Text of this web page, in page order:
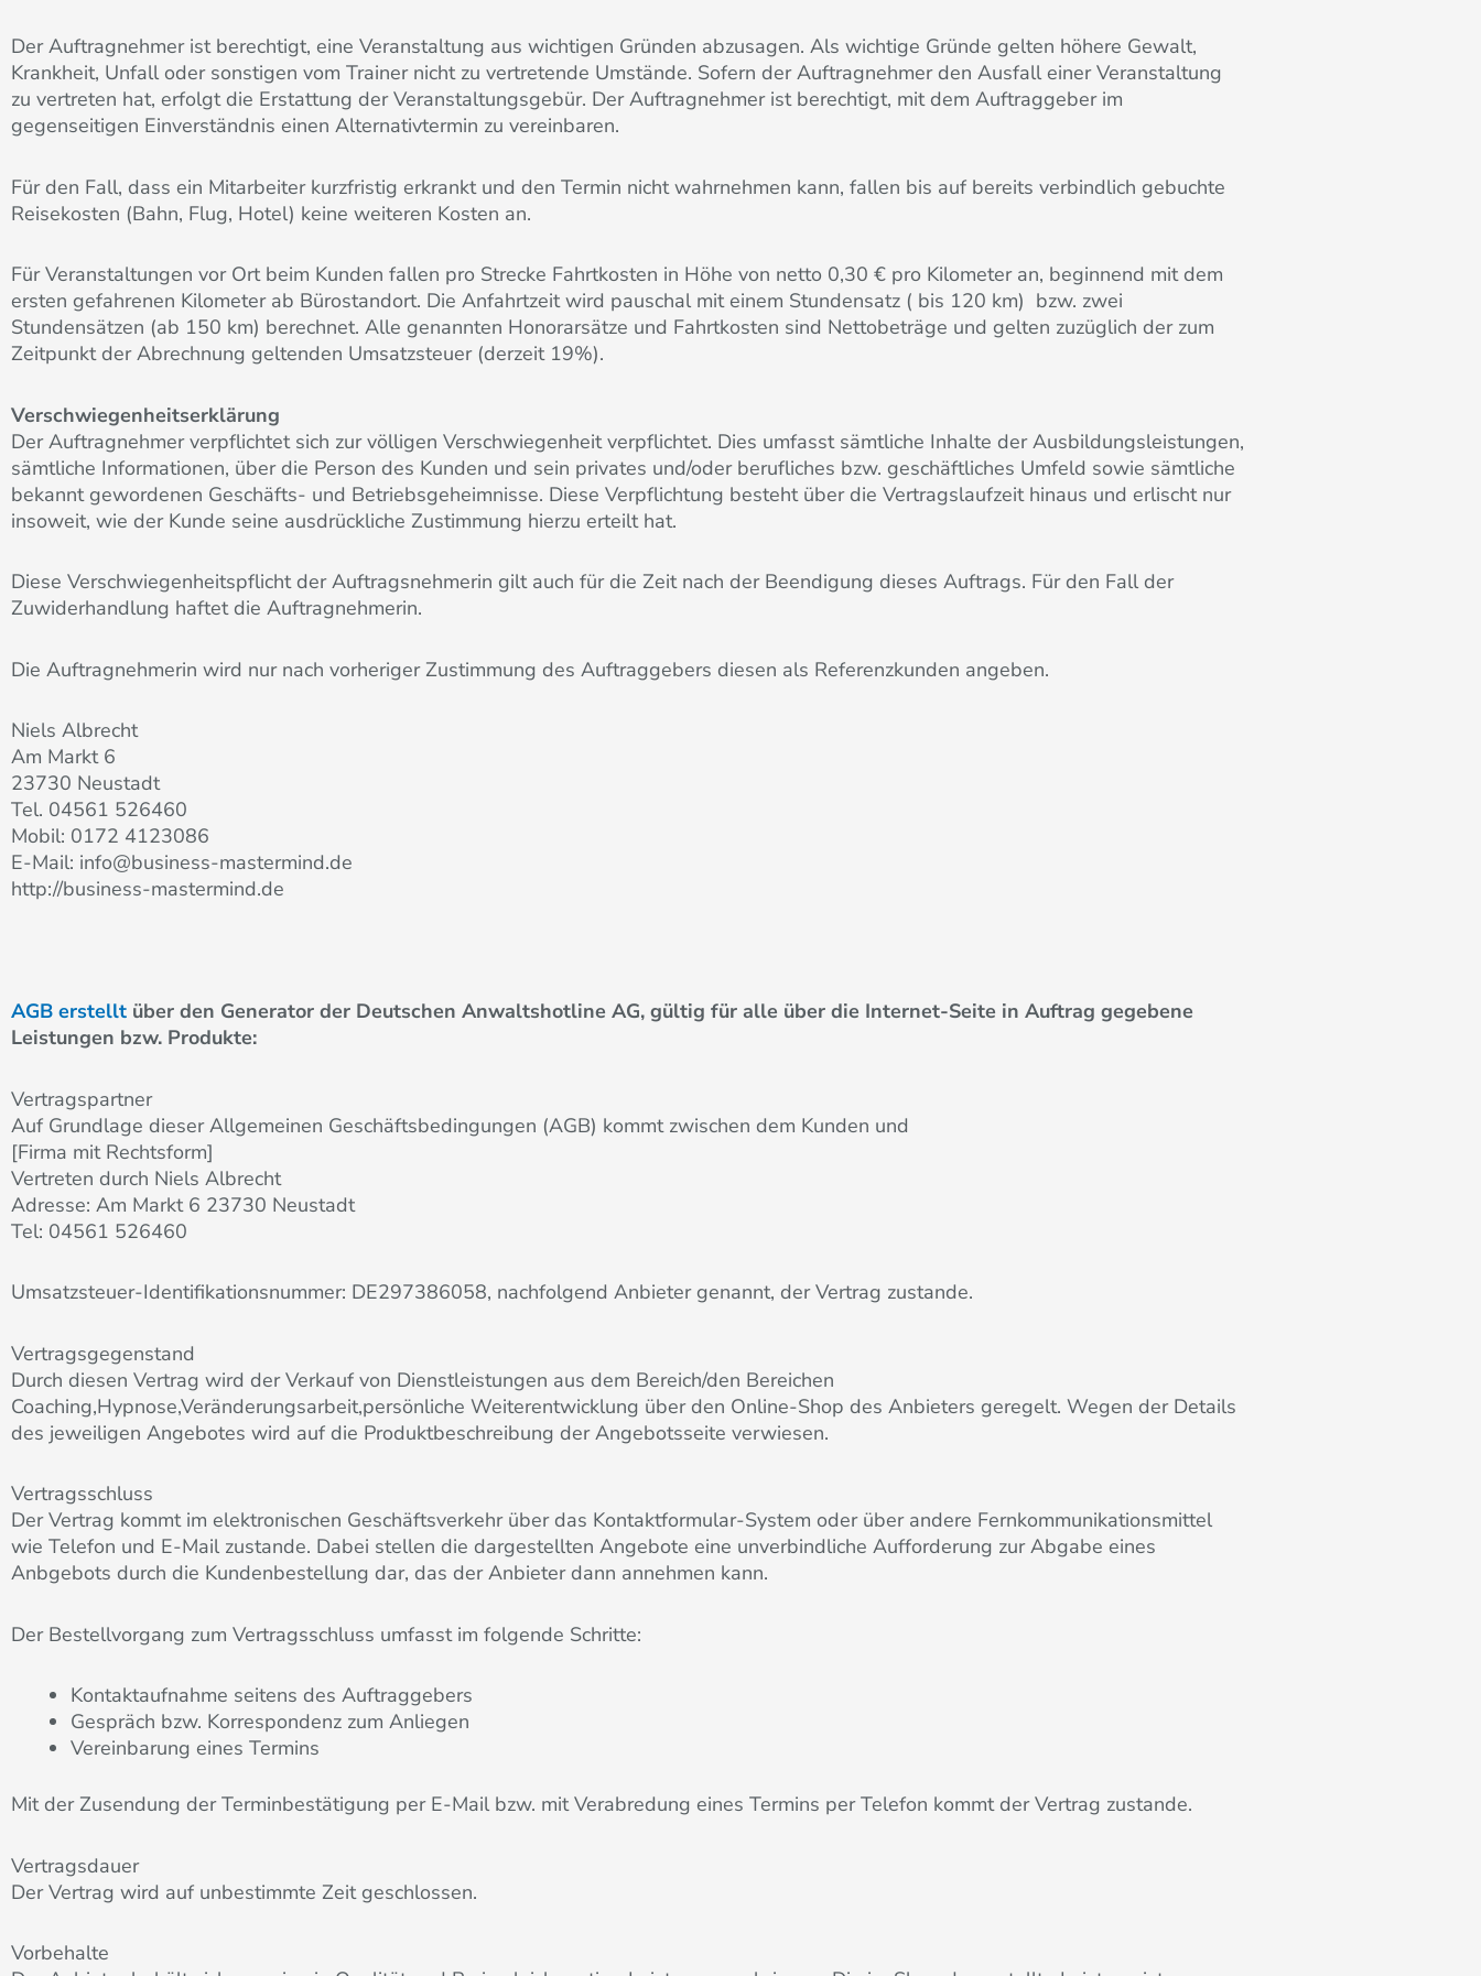
Der Auftragnehmer ist berechtigt, eine Veranstaltung aus wichtigen Gründen abzusagen. Als wichtige Gründe gelten höhere Gewalt,
Krankheit, Unfall oder sonstigen vom Trainer nicht zu vertretende Umstände. Sofern der Auftragnehmer den Ausfall einer Veranstaltung
zu vertreten hat, erfolgt die Erstattung der Veranstaltungsgebür. Der Auftragnehmer ist berechtigt, mit dem Auftraggeber im
gegenseitigen Einverständnis einen Alternativtermin zu vereinbaren.
Für den Fall, dass ein Mitarbeiter kurzfristig erkrankt und den Termin nicht wahrnehmen kann, fallen bis auf bereits verbindlich gebuchte
Reisekosten (Bahn, Flug, Hotel) keine weiteren Kosten an.
Für Veranstaltungen vor Ort beim Kunden fallen pro Strecke Fahrtkosten in Höhe von netto 0,30 € pro Kilometer an, beginnend mit dem
ersten gefahrenen Kilometer ab Bürostandort. Die Anfahrtzeit wird pauschal mit einem Stundensatz ( bis 120 km) bzw. zwei
Stundensätzen (ab 150 km) berechnet. Alle genannten Honorarsätze und Fahrtkosten sind Nettobeträge und gelten zuzüglich der zum
Zeitpunkt der Abrechnung geltenden Umsatzsteuer (derzeit 19%).
Verschwiegenheitserklärung
Der Auftragnehmer verpflichtet sich zur völligen Verschwiegenheit verpflichtet. Dies umfasst sämtliche Inhalte der Ausbildungsleistungen,
sämtliche Informationen, über die Person des Kunden und sein privates und/oder berufliches bzw. geschäftliches Umfeld sowie sämtliche
bekannt gewordenen Geschäfts- und Betriebsgeheimnisse. Diese Verpflichtung besteht über die Vertragslaufzeit hinaus und erlischt nur
insoweit, wie der Kunde seine ausdrückliche Zustimmung hierzu erteilt hat.
Diese Verschwiegenheitspflicht der Auftragsnehmerin gilt auch für die Zeit nach der Beendigung dieses Auftrags. Für den Fall der
Zuwiderhandlung haftet die Auftragnehmerin.
Die Auftragnehmerin wird nur nach vorheriger Zustimmung des Auftraggebers diesen als Referenzkunden angeben.
Niels Albrecht
Am Markt 6
23730 Neustadt
Tel. 04561 526460
Mobil: 0172 4123086
E-Mail: info@business-mastermind.de
http://business-mastermind.de
AGB erstellt über den Generator der Deutschen Anwaltshotline AG, gültig für alle über die Internet-Seite in Auftrag gegebene
Leistungen bzw. Produkte:
Vertragspartner
Auf Grundlage dieser Allgemeinen Geschäftsbedingungen (AGB) kommt zwischen dem Kunden und
[Firma mit Rechtsform]
Vertreten durch Niels Albrecht
Adresse: Am Markt 6 23730 Neustadt
Tel: 04561 526460
Umsatzsteuer-Identifikationsnummer: DE297386058, nachfolgend Anbieter genannt, der Vertrag zustande.
Vertragsgegenstand
Durch diesen Vertrag wird der Verkauf von Dienstleistungen aus dem Bereich/den Bereichen
Coaching,Hypnose,Veränderungsarbeit,persönliche Weiterentwicklung über den Online-Shop des Anbieters geregelt. Wegen der Details
des jeweiligen Angebotes wird auf die Produktbeschreibung der Angebotsseite verwiesen.
Vertragsschluss
Der Vertrag kommt im elektronischen Geschäftsverkehr über das Kontaktformular-System oder über andere Fernkommunikationsmittel
wie Telefon und E-Mail zustande. Dabei stellen die dargestellten Angebote eine unverbindliche Aufforderung zur Abgabe eines
Anbgebots durch die Kundenbestellung dar, das der Anbieter dann annehmen kann.
Der Bestellvorgang zum Vertragsschluss umfasst im folgende Schritte:
Kontaktaufnahme seitens des Auftraggebers
Gespräch bzw. Korrespondenz zum Anliegen
Vereinbarung eines Termins
Mit der Zusendung der Terminbestätigung per E-Mail bzw. mit Verabredung eines Termins per Telefon kommt der Vertrag zustande.
Vertragsdauer
Der Vertrag wird auf unbestimmte Zeit geschlossen.
Vorbehalte